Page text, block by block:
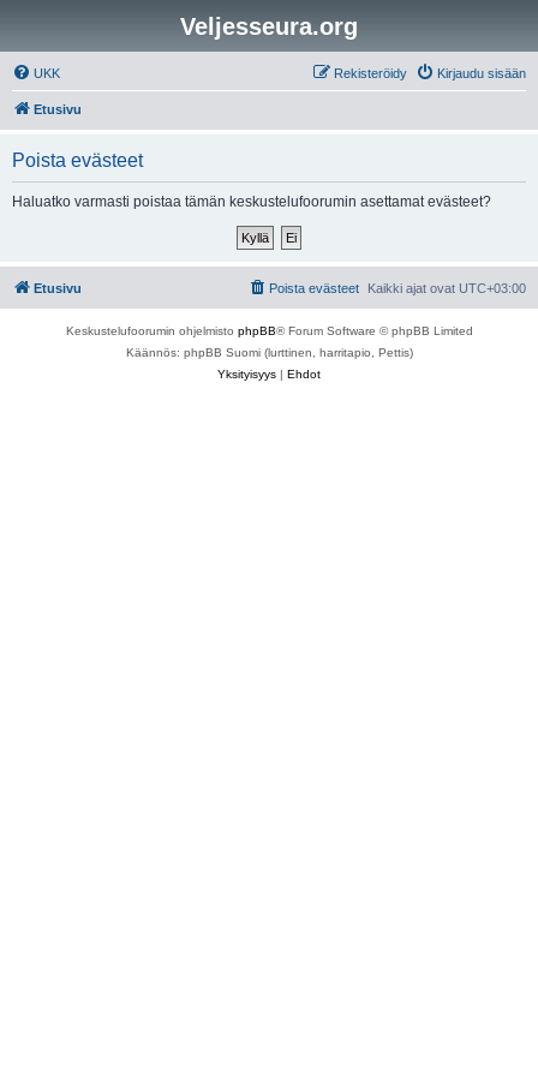
Veljesseura.org
UKK Kirjaudu sisään
Rekisteröidy
Etusivu
Poista evästeet
Haluatko varmasti poistaa tämän keskustelufoorumin asettamat evästeet?
Etusivu Kaikki ajat ovat UTC+03:00
Poista evästeet
Keskustelufoorumin ohjelmisto phpBB® Forum Software © phpBB Limited
Käännös: phpBB Suomi (lurttinen, harritapio, Pettis)
Yksityisyys | Ehdot